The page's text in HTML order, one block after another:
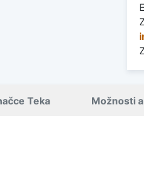
Teka Možnosti